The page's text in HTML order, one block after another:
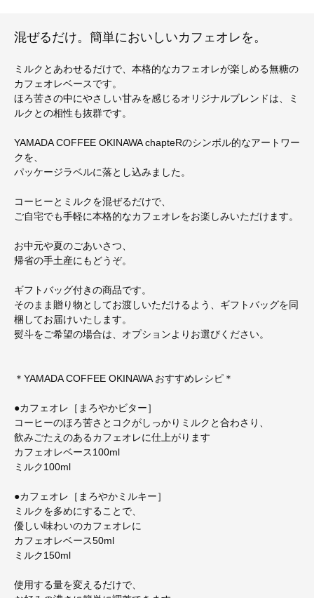
混ぜるだけ。簡単においしいカフェオレを。
ミルクとあわせるだけで、本格的なカフェオレが楽しめる無糖の
カフェオレベースです。
ほろ苦さの中にやさしい甘みを感じるオリジナルブレンドは、ミ
ルクとの相性も抜群です。
YAMADA COFFEE OKINAWA chapteRのシンボル的なアートワー
クを、
パッケージラベルに落とし込みました。
コーヒーとミルクを混ぜるだけで、
ご自宅でも手軽に本格的なカフェオレをお楽しみいただけます。
お中元や夏のごあいさつ、
帰省の手土産にもどうぞ。
ギフトバッグ付きの商品です。
そのまま贈り物としてお渡しいただけるよう、ギフトバッグを同
梱してお届けいたします。
熨斗をご希望の場合は、オプションよりお選びください。
＊YAMADA COFFEE OKINAWA おすすめレシピ＊
●カフェオレ［まろやかビター］
コーヒーのほろ苦さとコクがしっかりミルクと合わさり、
飲みごたえのあるカフェオレに仕上がります
カフェオレベース100ml
ミルク100ml
●カフェオレ［まろやかミルキー］
ミルクを多めにすることで、
優しい味わいのカフェオレに
カフェオレベース50ml
ミルク150ml
使用する量を変えるだけで、